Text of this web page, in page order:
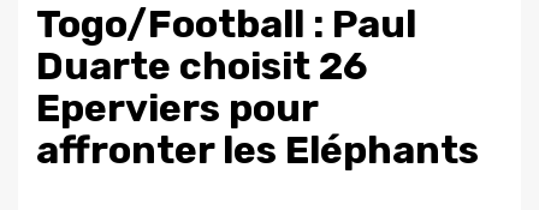
Togo/Football : Paul
Duarte choisit 26
Eperviers pour
affronter les Eléphants